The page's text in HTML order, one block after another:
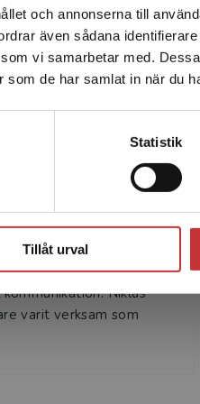
och annonserna till
även sådana
vi samarbetar med.
de har samlat in när du
Statistik
Tillåt urval
besöker studentlitteratur.se
Vi erbjuder inte leveranser
slutföra ett köp måste
i Sverige.Läs mer
är lektor i
vid Lunds
och forskar om
Niklas
varit verksam som